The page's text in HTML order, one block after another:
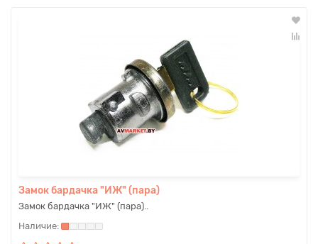
Замок бардачка "ИЖ" (пара)
Замок бардачка "ИЖ" (пара)..